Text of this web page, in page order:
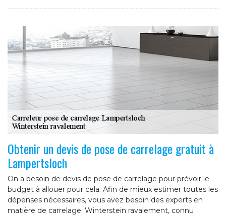
Obtenir un devis de pose de carrelage gratuit à
Lampertsloch
On a besoin de devis de pose de carrelage pour prévoir le
budget à allouer pour cela. Afin de mieux estimer toutes les
dépenses nécessaires, vous avez besoin des experts en
matière de carrelage. Winterstein ravalement, connu